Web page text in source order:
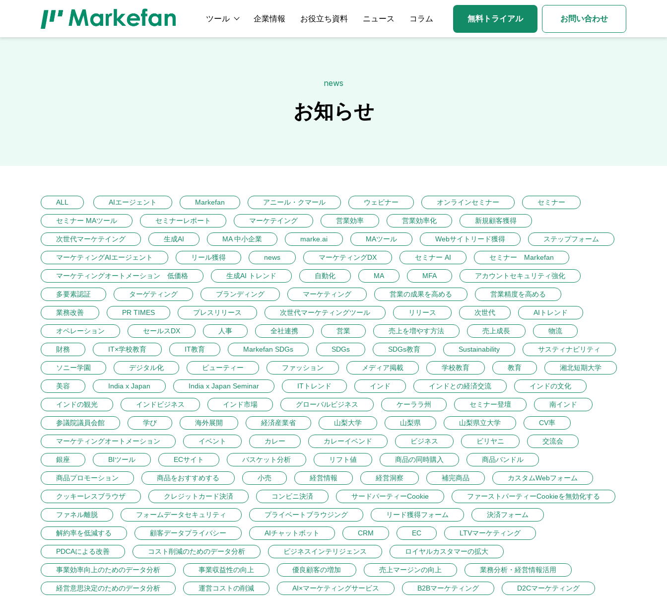
ツール 企業情報 お役立ち資料 ニュース コラム 無料トライアル お問い合わせ
news
お知らせ
ALL AIエージェント Markefan アニール・クマール ウェビナー オンラインセミナー セミナー
セミナー MAツール セミナーレポート マーケテイング 営業効率 営業効率化 新規顧客獲得
次世代マーケテイング 生成AI MA 中小企業 marke.ai MAツール Webサイトリード獲得 ステップフォーム
マーケティングAIエージェント リール獲得 news マーケティングDX セミナー AI セミナー Markefan
マーケティングオートメーション 低価格 生成AI トレンド 自動化 MA MFA アカウントセキュリティ強化
多要素認証 ターゲティング ブランディング マーケティング 営業の成果を高める 営業精度を高める
業務改善 PR TIMES プレスリリース 次世代マーケティングツール リリース 次世代 AIトレンド
オペレーション セールスDX 人事 全社連携 営業 売上を増やす方法 売上成長 物流
財務 IT×学校教育 IT教育 Markefan SDGs SDGs SDGs教育 Sustainability サスティナビリティ
ソニー学園 デジタル化 ビューティー ファッション メディア掲載 学校教育 教育 湘北短期大学
美容 India x Japan India x Japan Seminar ITトレンド インド インドとの経済交流 インドの文化
インドの観光 インドビジネス インド市場 グローバルビジネス ケーララ州 セミナー登壇 南インド
参議院議員会館 学び 海外展開 経済産業省 山梨大学 山梨県 山梨県立大学 CV率
マーケティングオートメーション イベント カレー カレーイベンド ビジネス ビリヤニ 交流会
銀座 BIツール ECサイト バスケット分析 リフト値 商品の同時購入 商品バンドル
商品プロモーション 商品をおすすめする 小売 経営情報 経営洞察 補完商品 カスタムWebフォーム
クッキーレスブラウザ クレジットカード決済 コンビニ決済 サードパーティーCookie ファーストパーティーCookieを無効化する
ファネル離脱 フォームデータセキュリティ プライベートブラウジング リード獲得フォーム 決済フォーム
解約率を低減する 顧客データプライバシー AIチャットボット CRM EC LTVマーケティング
PDCAによる改善 コスト削減のためのデータ分析 ビジネスインテリジェンス ロイヤルカスタマーの拡大
事業効率向上のためのデータ分析 事業収益性の向上 優良顧客の増加 売上マージンの向上 業務分析・経営情報活用
経営意思決定のためのデータ分析 運営コストの削減 AI×マーケティングサービス B2Bマーケティング D2Cマーケティング